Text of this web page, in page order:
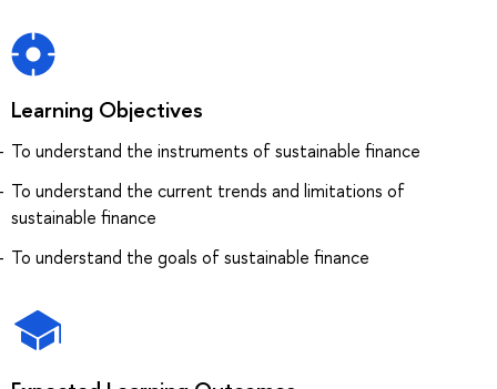
Learning Objectives
To understand the instruments of sustainable finance
To understand the current trends and limitations of
sustainable finance
To understand the goals of sustainable finance